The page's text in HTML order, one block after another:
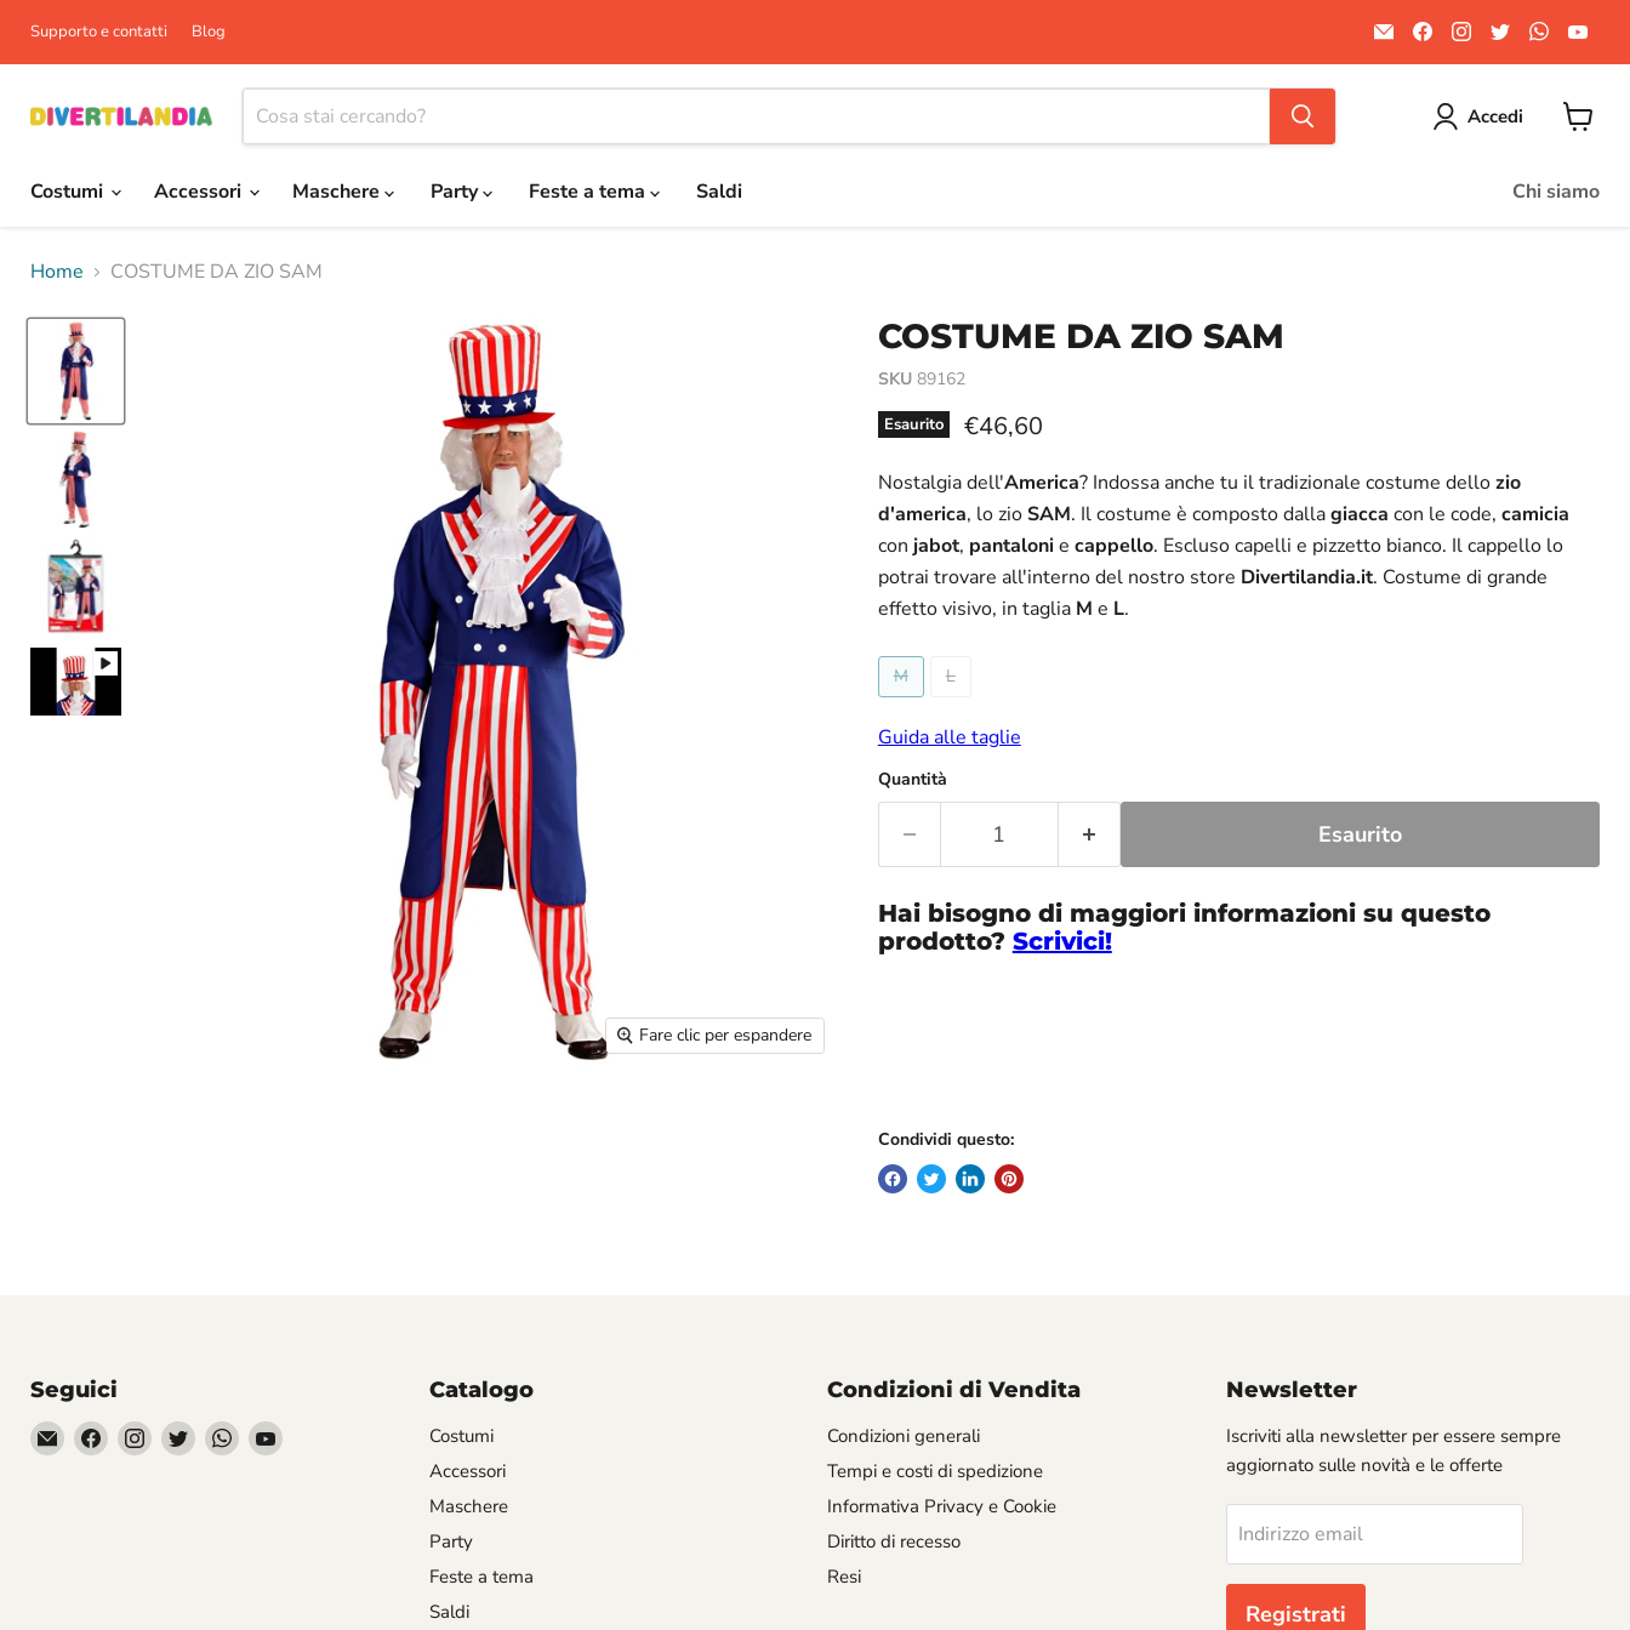
Supporto e contatti Blog
Email
Divertilandia.it
Trovaci
su
Facebook
Trovaci
su
Instagram
Trovaci
su
Twitter
Trovaci
su
Accedi
carrello
Costumi Accessori Maschere Party Feste a tema Saldi Chi siamo
Home COSTUME DA ZIO SAM
Fare clic per espandere
COSTUME DA ZIO SAM
SKU 89162
Esaurito Prezzo attuale
€46,60
Nostalgia dell'America? Indossa anche tu il tradizionale costume dellozio
d'america, lo zioSAM. Il costume è composto dallagiacca con le code, camicia
con jabot, pantalonie cappello. Escluso capelli e pizzetto bianco. Il cappello lo
potrai trovare all'interno del nostro store Divertilandia.it. Costume di grande
effetto visivo, in taglia M e L.
M L
Guida alle taglie
Quantità
Esaurito
Hai bisogno di maggiori informazioni su questo
prodotto? Scrivici!
Condividi questo:
Seguici
EmailTrovaciTrovaciTrovaciTrovaciTrovaci
Catalogo
Costumi
Accessori
Maschere
Party
Feste a tema
Saldi
Condizioni di Vendita
Condizioni generali
Tempi e costi di spedizione
Informativa Privacy e Cookie
Diritto di recesso
Resi
Newsletter
Iscriviti alla newsletter per essere sempre
aggiornato sulle novità e le offerte
Indirizzo email
Registrati